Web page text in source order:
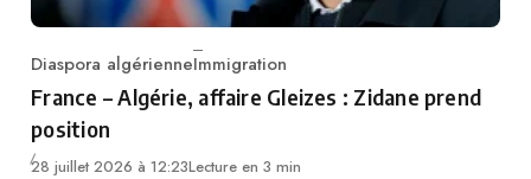
Category
Diaspora algérienneImmigration
France – Algérie, affaire Gleizes : Zidane prend
position
28 juillet 2026 à 12:23Lecture en 3 min